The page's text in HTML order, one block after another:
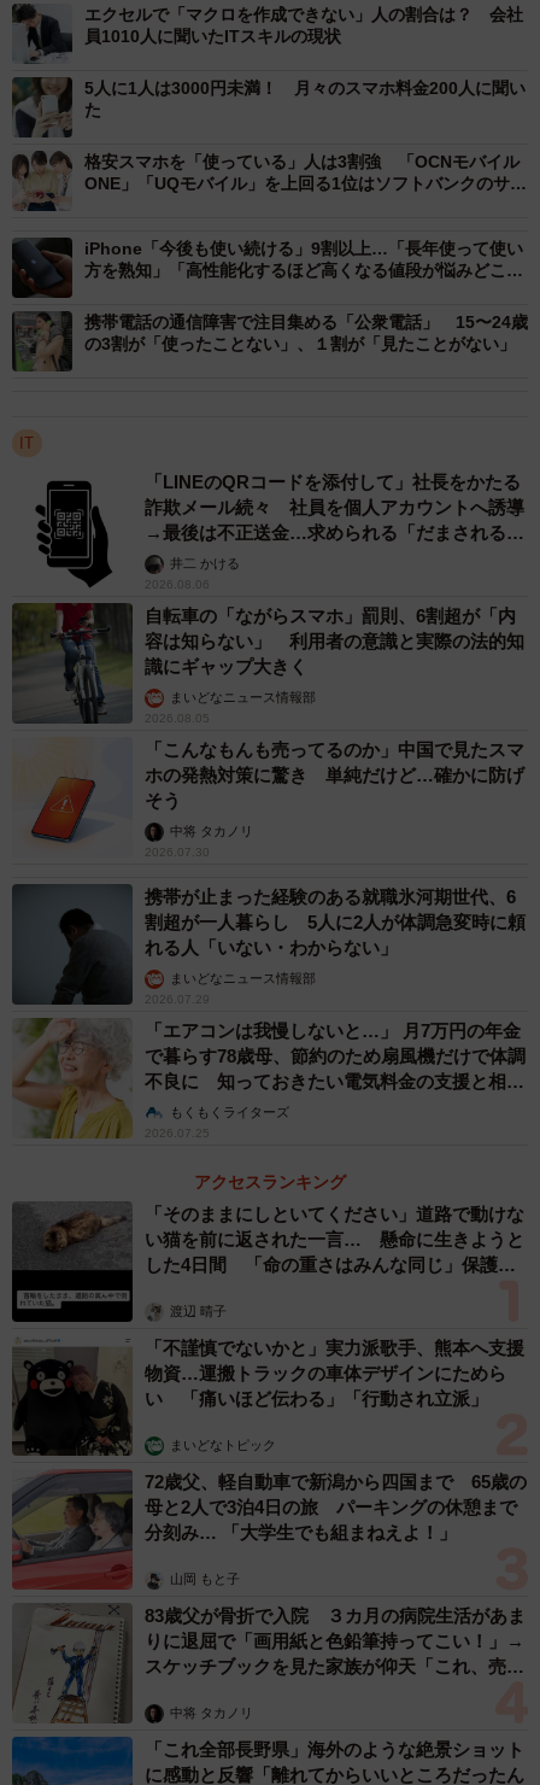
今後の所有予定（提供画像）
また、「携帯電話を所有していない」と回答した20人に
「今後の所有予定」を聞いたところ、95.0%（19人）が
ングコストが高いから」など、所有することでのコスト面
への回答のほか、「スマホの機能がPCにもあるから」」
「PCで間に合っている」といった意見も挙げられたといい
ます。
歩きスマホをした経験／歩きスマホの際に危険を感じる体験をしたか
（提供画像）
次に、「歩きスマホをした経験」については、87.9%の人
が「歩きスマホをした経験がある」と回答。また、「歩き
スマホをした経験がある」を回答した1947人に「歩きスマ
ホの際に危険を感じる体験をしましたか」と聞いたとこ
ろ、73.3%の人が大なり小なりの危険を感じていることが
歩きスマホについて、回答者からは「視界が狭くなって周
りの音も聞こえなくなるので危ない」「歩きスマホしてい
る人を見ると物理的な距離を取るようにしている」「注意
しながら歩きスマホをしていても事故ってしまったことが
あります」「電車のホームで歩きスマホをして線路に落ち
た現場を見てから気をつけるようになった」などのコメン
トが寄せられたそうです。
エクセルで「マクロを作成できない」人の割合は？ 会社
員1010人に聞いたITスキルの現状
5人に1人は3000円未満！ 月々のスマホ料金200人に聞い
た
格安スマホを「使っている」人は3割強 「OCNモバイル
ONE」「UQモバイル」を上回る1位はソフトバンクのサブ
iPhone「今後も使い続ける」9割以上…「長年使って使い
方を熟知」「高性能化するほど高くなる値段が悩みどこ
携帯電話の通信障害で注目集める「公衆電話」 15〜24歳
の3割が「使ったことない」、１割が「見たことがない」
IT
「LINEのQRコードを添付して」社長をかたる
詐欺メール続々 社員を個人アカウントへ誘導
→最後は不正送金…求められる「だまされる前
提」の対策
井二 かける
2026.08.06
自転車の「ながらスマホ」罰則、6割超が「内
容は知らない」 利用者の意識と実際の法的知
識にギャップ大きく
まいどなニュース情報部
2026.08.05
「こんなもんも売ってるのか」中国で見たスマ
ホの発熱対策に驚き 単純だけど…確かに防げ
そう
中将 タカノリ
2026.07.30
携帯が止まった経験のある就職氷河期世代、6
割超が一人暮らし 5人に2人が体調急変時に頼
れる人「いない・わからない」
まいどなニュース情報部
2026.07.29
「エアコンは我慢しないと…」 月7万円の年金
で暮らす78歳母、節約のため扇風機だけで体調
不良に 知っておきたい電気料金の支援と相談
先【社会福祉士が解説】
もくもくライターズ
2026.07.25
アクセスランキング
「そのままにしといてください」道路で動けな
い猫を前に返された一言… 懸命に生きようと
した4日間 「命の重さはみんな同じ」保護団
渡辺 晴子
「不謹慎でないかと」実力派歌手、熊本へ支援
物資…運搬トラックの車体デザインにためら
い 「痛いほど伝わる」「行動され立派」
まいどなトピック
72歳父、軽自動車で新潟から四国まで 65歳の
母と2人で3泊4日の旅 パーキングの休憩まで
分刻み… 「大学生でも組まねえよ！」
山岡 もと子
83歳父が骨折で入院 ３カ月の病院生活があま
りに退屈で「画用紙と色鉛筆持ってこい！」→
スケッチブックを見た家族が仰天「これ、売れ
中将 タカノリ
「これ全部長野県」海外のような絶景ショット
に感動と反響「離れてからいいところだったん